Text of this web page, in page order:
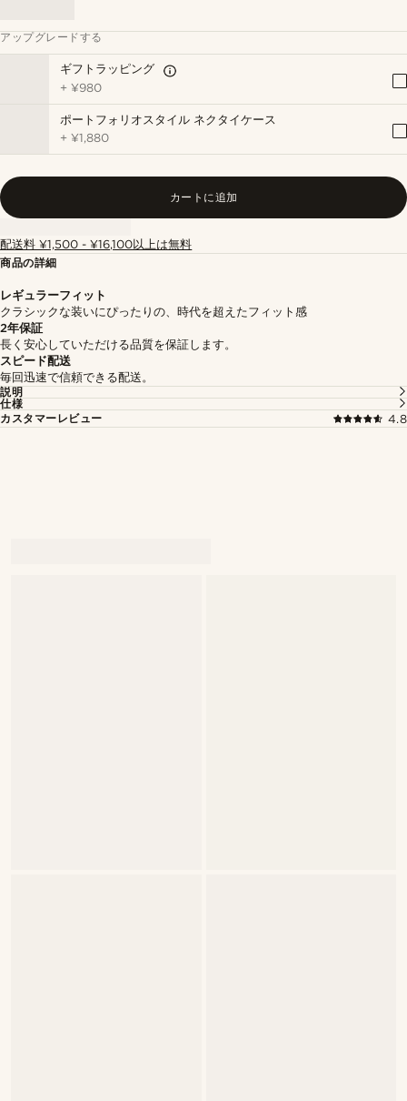
アップグレードする
ギフトラッピング
+¥980
ポートフォリオスタイル ネクタイケース
+¥1,880
カートに追加
配送料 ¥1,500 - ¥16,100以上は無料
商品の詳細
レギュラーフィット
クラシックな装いにぴったりの、時代を超えたフィット感
2年保証
長く安心していただける品質を保証します。
スピード配送
毎回迅速で信頼できる配送。
説明
仕様
カスタマーレビュー
4.8